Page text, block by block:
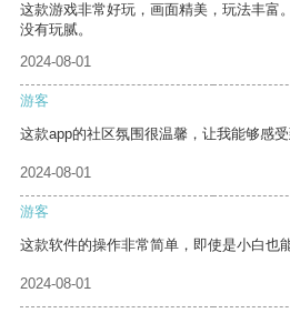
这款游戏非常好玩，画面精美，玩法丰富
没有玩腻。
2024-08-01
游客
这款app的社区氛围很温馨，让我能够感受
2024-08-01
游客
这款软件的操作非常简单，即使是小白也
2024-08-01